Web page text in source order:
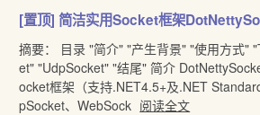
[置顶] 简洁实用Socket框架
摘要： 目录 "简介" "产生背景" "使用方式"
et" "UdpSocket" "结尾" 简介
ocket框架（支持.NET4.5+及.NET
pSocket、WebSock 阅读全文